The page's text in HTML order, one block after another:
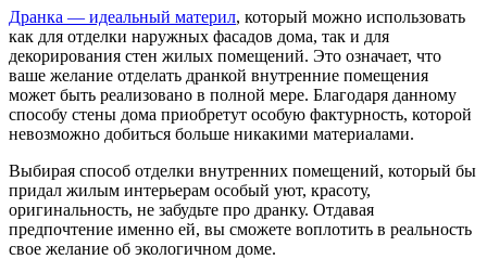
Дранка — идеальный материл, который можно использовать
как для отделки наружных фасадов дома, так и для
декорирования стен жилых помещений. Это означает, что
ваше желание отделать дранкой внутренние помещения
может быть реализовано в полной мере. Благодаря данному
способу стены дома приобретут особую фактурность, которой
невозможно добиться больше никакими материалами.
Выбирая способ отделки внутренних помещений, который бы
придал жилым интерьерам особый уют, красоту,
оригинальность, не забудьте про дранку. Отдавая
предпочтение именно ей, вы сможете воплотить в реальность
свое желание об экологичном доме.